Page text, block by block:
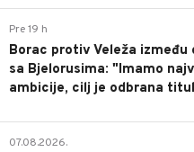
Pre 19 h
Borac protiv Veleža između
sa Bjelorusima: "Imamo
ambicije, cilj je odbrana
07.08.2026.